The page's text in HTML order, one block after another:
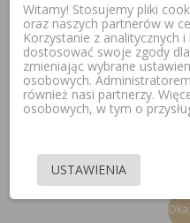
Witamy! Stosujemy pliki
oraz naszych partnerów w
Korzystanie z analitycznych
dostosować swoje zgody
zmieniając wybrane
osobowych.
również nasi partnerzy.
osobowych, w tym o
USTAWIENIA